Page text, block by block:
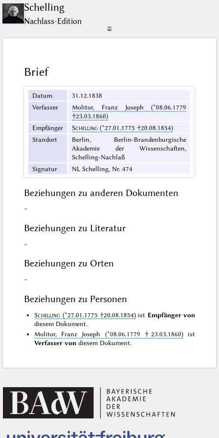
Schelling
Nachlass-Edition
☰
Brief
Datum
31.12.1838
Verfasser
Molitor, Franz Joseph (*08.06.1779
†23.03.1860)
Empfänger
Schelling (*27.01.1775 †20.08.1854)
Standort
Berlin, Berlin-Brandenburgische
Akademie der Wissenschaften,
Schelling-Nachlaß
Signatur
NL Schelling, Nr. 474
Beziehungen zu anderen Dokumenten
–
Beziehungen zu Literatur
–
Beziehungen zu Orten
–
Beziehungen zu Personen
Schelling (*27.01.1775 †20.08.1854) ist Empfänger von
diesem Dokument.
Molitor, Franz Joseph (*08.06.1779 †23.03.1860)ist
Verfasser von diesem Dokument.